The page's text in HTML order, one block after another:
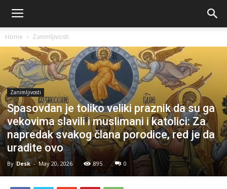
Home Zanimljivosti
Zanimljivosti
Spasovdan je toliko veliki praznik da su ga
vekovima slavili i muslimani i katolici: Za
napredak svakog člana porodice, red je da
uradite ovo
By Desk - May 20, 2026 895 0